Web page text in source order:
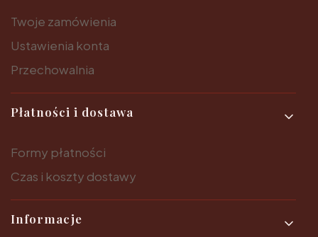
Twoje zamówienia
Ustawienia konta
Przechowalnia
Płatności i dostawa
Formy płatności
Czas i koszty dostawy
Informacje